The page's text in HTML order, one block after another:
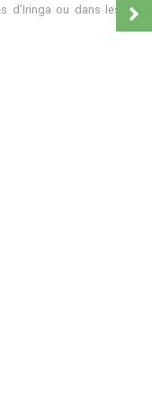
d’Iringa ou dans les